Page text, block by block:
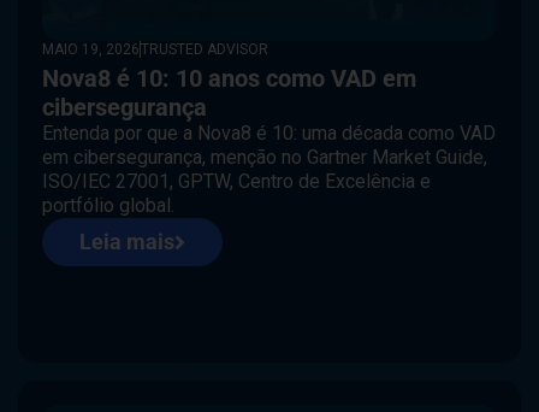
MAIO 19, 2026TRUSTED ADVISOR
Nova8 é 10: 10 anos como VAD em
cibersegurança
Entenda por que a Nova8 é 10: uma década como VAD
em cibersegurança, menção no Gartner Market Guide,
ISO/IEC 27001, GPTW, Centro de Excelência e
portfólio global.
Leia mais